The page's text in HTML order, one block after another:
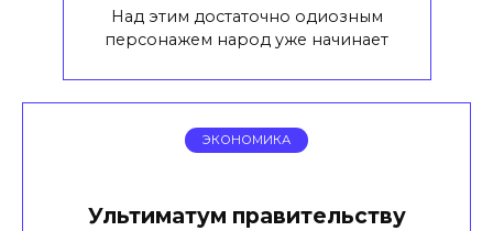
Над этим достаточно одиозным
персонажем народ уже начинает
ЭКОНОМИКА
Ультиматум правительству